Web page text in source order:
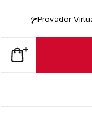
Provador